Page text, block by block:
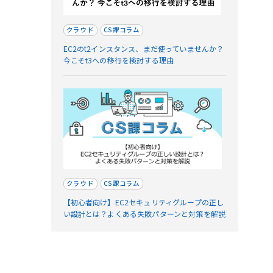
クラウド CS課コラム
EC2のt2インスタンス、まだ使っていませんか？
今こそt3への移行を検討する理由
クラウド CS課コラム
【初心者向け】EC2セキュリティグループの正し
い設計とは？よくある失敗パターンと対策を解説